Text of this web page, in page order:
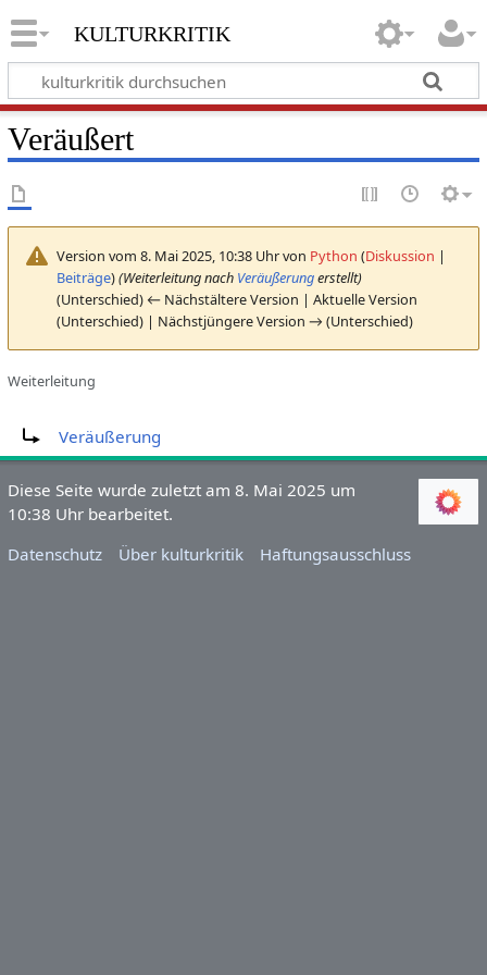
kulturkritik
Veräußert
Version vom 8. Mai 2025, 10:38 Uhr von Python (Diskussion |
Beiträge)(Weiterleitung nach Veräußerungerstellt)
(Unterschied) ← Nächstältere Version | Aktuelle Version
(Unterschied) | Nächstjüngere Version → (Unterschied)
Weiterleitung
Veräußerung
Diese Seite wurde zuletzt am 8. Mai 2025 um
10:38 Uhr bearbeitet.
Datenschutz
Über kulturkritik Haftungsausschluss